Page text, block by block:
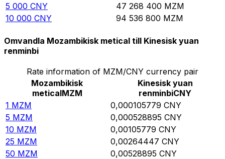
5 000 CNY 47 268 400 MZM
10 000 CNY 94 536 800 MZM
Omvandla Mozambikisk metical till Kinesisk yuan
renminbi
Rate information of MZM/CNY currency pair
Mozambikisk
meticalMZM
Kinesisk yuan
renminbiCNY
1 MZM 0,000105779 CNY
5 MZM 0,000528895 CNY
10 MZM 0,00105779 CNY
25 MZM 0,00264447 CNY
50 MZM 0,00528895 CNY